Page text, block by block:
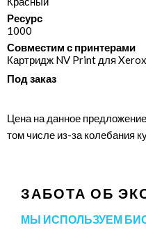
Ресурс
1000
Совместим с принтерами
Картридж NV Print для
Под заказ
Цена на данное
том числе из-за колебания
ЗАБОТА ОБ
МЫ ИСПОЛЬЗУЕМ